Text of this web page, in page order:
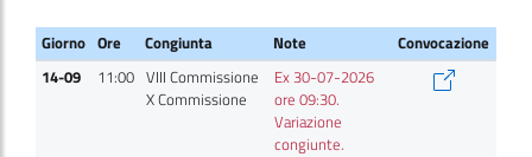
Giorno Ore Congiunta Note
Convocazione
Giorno
Ore Congiunta Note Convocazione
14-09 11:00 VIII Commissione
X Commissione
Ex 30-07-2026
ore 09:30.
Variazione
congiunte.